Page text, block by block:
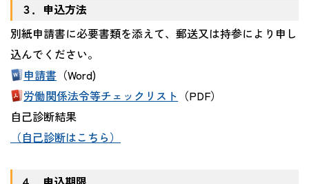
３．申込方法
別紙申請書に必要書類を添えて、郵送又は持参により申し
込んでください。
申請書 （Word)
労働関係法令等チェックリスト （PDF）
自己診断結果
（自己診断はこちら）